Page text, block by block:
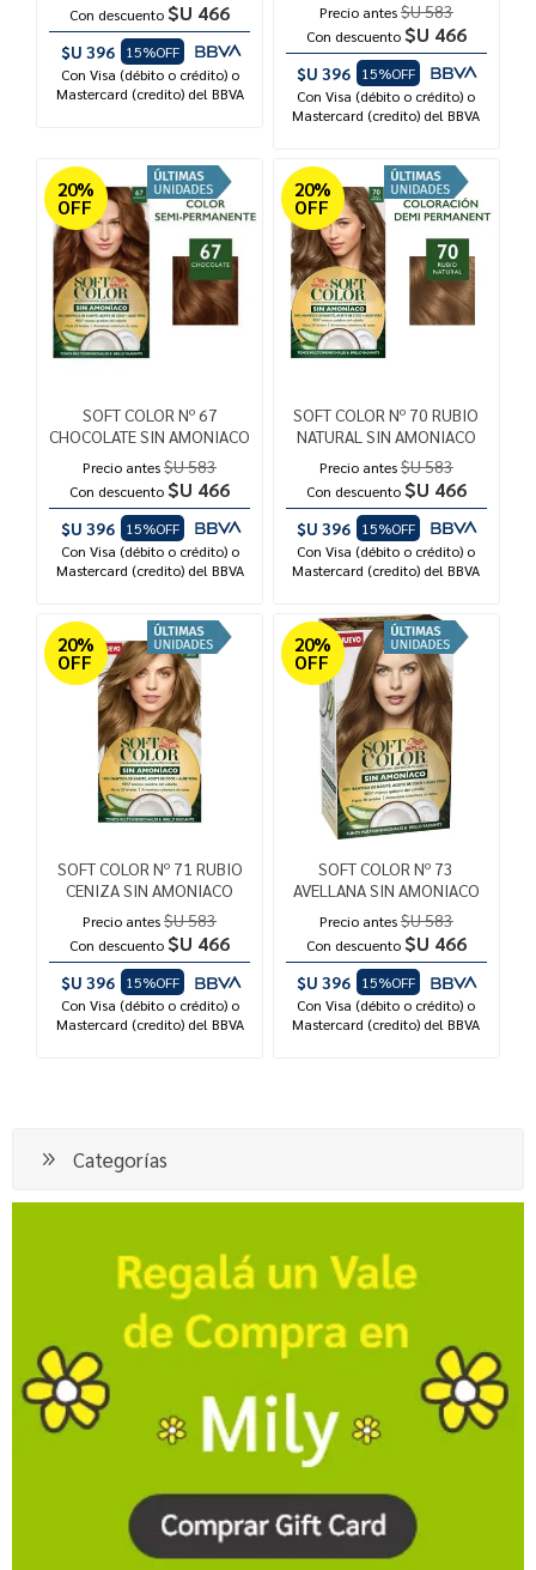
Con descuento $U 466
$U 396
15%OFF
Con Visa (débito o crédito) o
Mastercard (credito) del BBVA
Precio antes$U 583
Con descuento $U 466
$U 396
15%OFF
Con Visa (débito o crédito) o
Mastercard (credito) del BBVA
20%
OFF
SOFT COLOR Nº 67
CHOCOLATE SIN AMONIACO
Precio antes$U 583
Con descuento $U 466
$U 396
15%OFF
Con Visa (débito o crédito) o
Mastercard (credito) del BBVA
20%
OFF
SOFT COLOR Nº 70 RUBIO
NATURAL SIN AMONIACO
Precio antes$U 583
Con descuento $U 466
$U 396
15%OFF
Con Visa (débito o crédito) o
Mastercard (credito) del BBVA
20%
OFF
SOFT COLOR Nº 71 RUBIO
CENIZA SIN AMONIACO
Precio antes$U 583
Con descuento $U 466
$U 396
15%OFF
Con Visa (débito o crédito) o
Mastercard (credito) del BBVA
20%
OFF
SOFT COLOR Nº 73
AVELLANA SIN AMONIACO
Precio antes$U 583
Con descuento $U 466
$U 396
15%OFF
Con Visa (débito o crédito) o
Mastercard (credito) del BBVA
Categorías